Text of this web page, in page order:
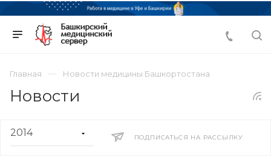
Главная Новости медицины Башкортостана
Новости
ПОДПИСАТЬСЯ НА РАССЫЛКУ